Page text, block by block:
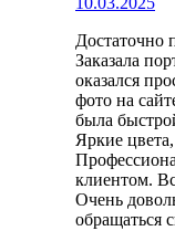
Достаточно
Заказала
оказался
фото на
была
Яркие
клиентом.
Очень
обращаться